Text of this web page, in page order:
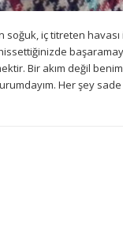
soğuk, iç titreten
Bir akım değil
Her şey